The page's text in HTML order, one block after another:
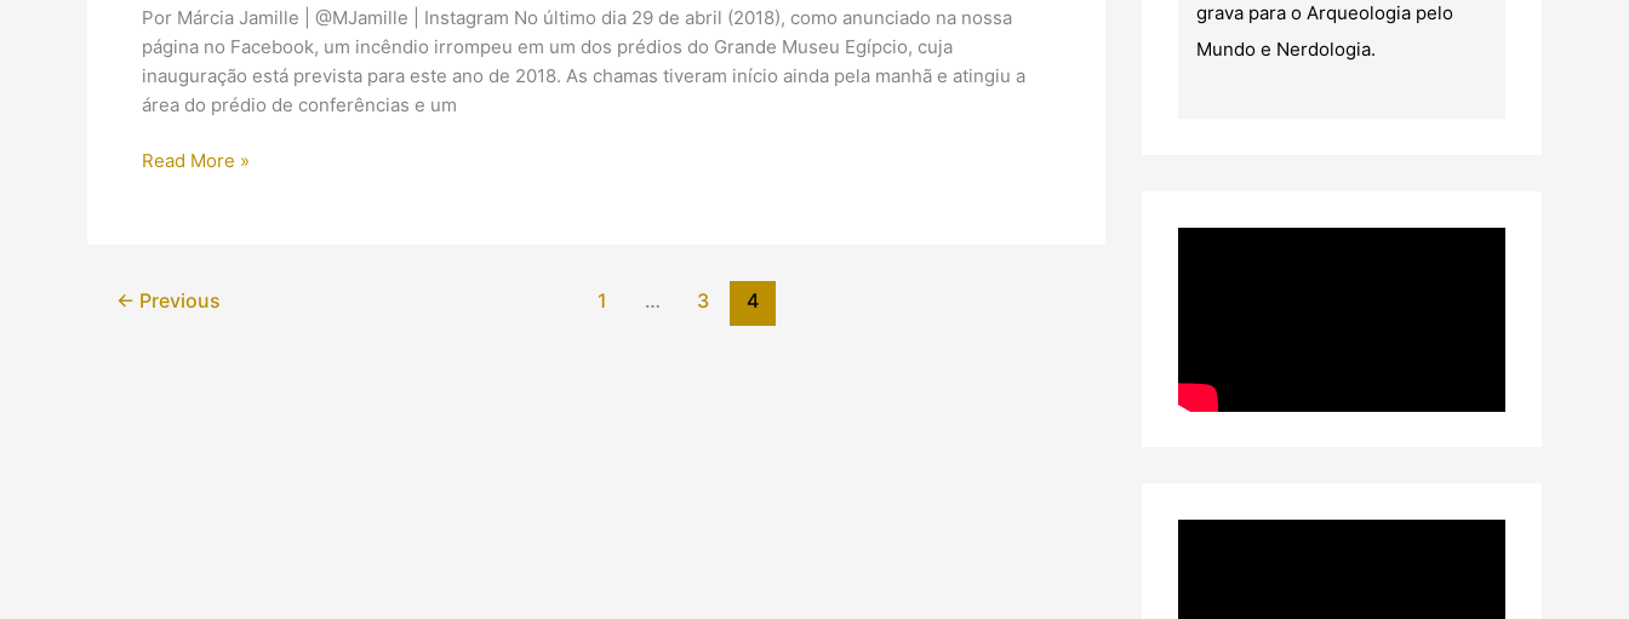
Por Márcia Jamille | @MJamille | Instagram No último dia 29 de abril (2018), como anunciado na nossa
página no Facebook, um incêndio irrompeu em um dos prédios do Grande Museu Egípcio, cuja
inauguração está prevista para este ano de 2018. As chamas tiveram início ainda pela manhã e atingiu a
área do prédio de conferências e um
Incêndio
Museu
Read More »
← Previous 1 … 3 4
grava para o Arqueologia pelo
Mundo e Nerdologia.